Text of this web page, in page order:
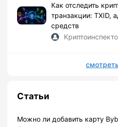
Как отследить
транзакции: TXID,
средств
Статьи
Можно ли добавить карту